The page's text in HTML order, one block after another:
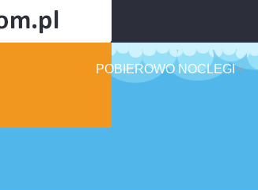
POBIEROWO NOCLEGI